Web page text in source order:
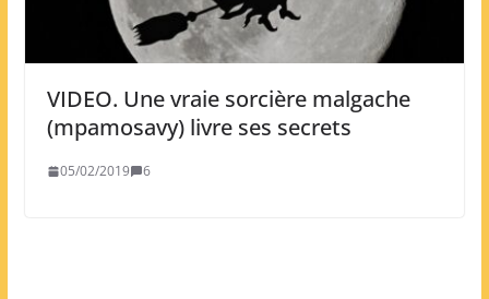
VIDEO. Une vraie sorcière malgache
(mpamosavy) livre ses secrets
05/02/2019 6